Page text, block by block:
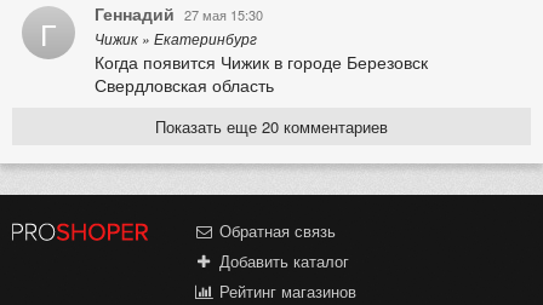
Г Геннадий 27 мая 15:30
Чижик » Екатеринбург
Когда появится Чижик в городе Березовск
Свердловская область
Показать еще 20 комментариев
Обратная связь
Добавить каталог
Рейтинг магазинов